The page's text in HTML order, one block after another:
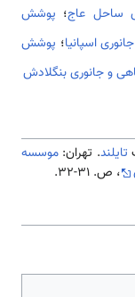
ساحل عاج؛ پوشش
اسپانیا؛ پوشش
و جانوری بنگلادش
تایلند. تهران: موسسه
، ص. 31-32.